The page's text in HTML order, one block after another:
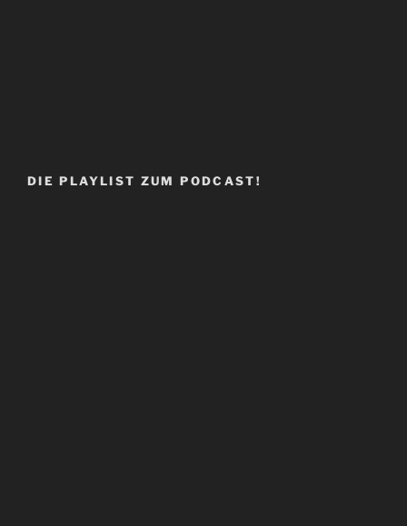
DIE PLAYLIST ZUM PODCAST!